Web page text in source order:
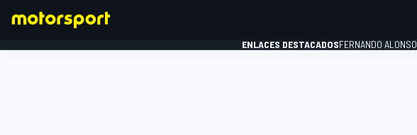
ENLACES DESTACADOSFERNANDO ALONSO